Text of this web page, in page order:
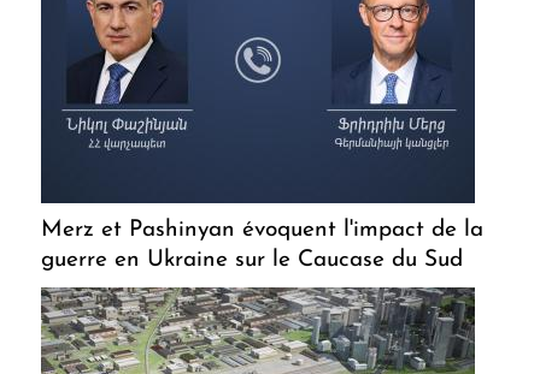
Merz et Pashinyan évoquent l'impact de la
guerre en Ukraine sur le Caucase du Sud